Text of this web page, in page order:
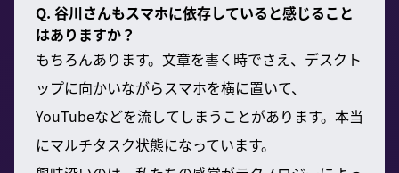
Q. 谷川さんもスマホに依存していると感じること
はありますか？
もちろんあります。文章を書く時でさえ、デスクト
ップに向かいながらスマホを横に置いて、
YouTubeなどを流してしまうことがあります。本当
にマルチタスク状態になっています。